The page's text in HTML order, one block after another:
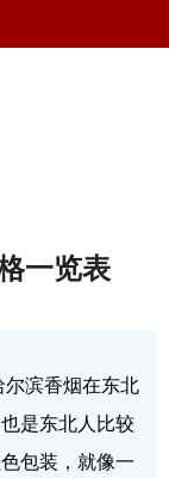
一览表
尔滨香烟在东北
是东北人比较
包装，就像一